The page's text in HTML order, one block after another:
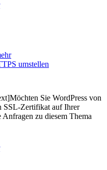
umstellen
Sie WordPress von
SSL-Zertifikat auf Ihrer
zu diesem Thema